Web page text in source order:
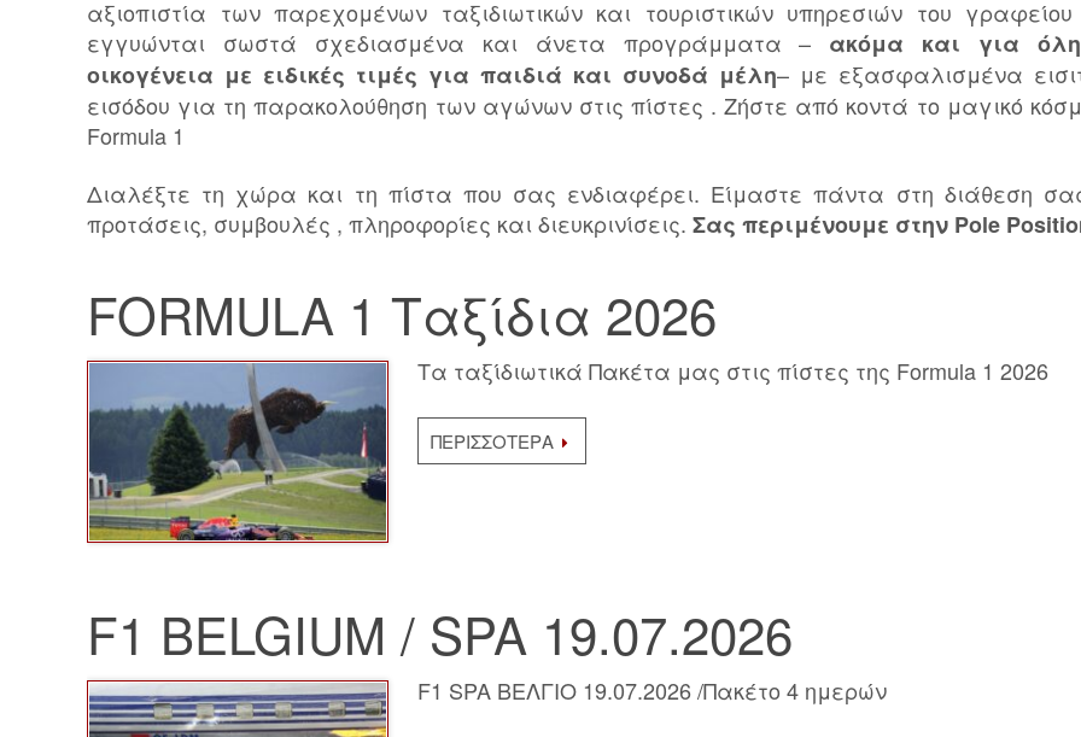
αξιοπιστία των παρεχομένων ταξιδιωτικών και τουριστικών υπηρεσιών του
εγγυώνται σωστά σχεδιασμένα και άνετα προγράμματα – ακόμα και για
οικογένεια με ειδικές τιμές για παιδιά και συνοδά μέλη– με εξασφαλισμένα
εισόδου για τη παρακολούθηση των αγώνων στις πίστες . Ζήστε από κοντά το μαγικό
Formula 1
Διαλέξτε τη χώρα και τη πίστα που σας ενδιαφέρει. Είμαστε πάντα στη διάθεση
προτάσεις, συμβουλές , πληροφορίες και διευκρινίσεις. Σας περιμένουμε στην Pole
FORMULA 1 Ταξίδια 2026
Τα ταξίδιωτικά Πακέτα μας στις πίστες της Formula 1 2026
ΠΕΡΙΣΣΌΤΕΡΑ
F1 BELGIUM / SPA 19.07.2026
F1 SPA ΒΕΛΓΙΟ 19.07.2026 /Πακέτο 4 ημερών